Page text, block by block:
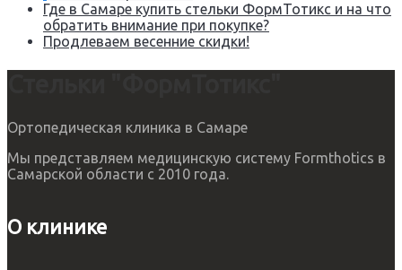
Где в Самаре купить стельки ФормТотикс и на что
обратить внимание при покупке?
Продлеваем весенние скидки!
Ортопедическая клиника в Самаре
Мы представляем медицинскую систему Formthotics в
Самарской области с 2010 года.
О клинике